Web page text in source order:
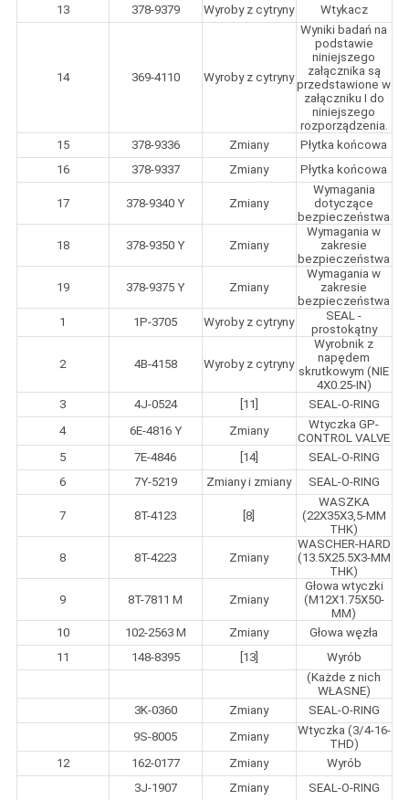
13 378-9379 Wyroby z cytryny Wtykacz
14 369-4110 Wyroby z cytryny
Wyniki badań na
podstawie
niniejszego
załącznika są
przedstawione w
załączniku I do
niniejszego
rozporządzenia.
15
378-9336 Zmiany
Płytka końcowa
16
378-9337 Zmiany Płytka końcowa
17 378-9340 Y Zmiany
Wymagania
dotyczące
bezpieczeństwa
18 378-9350 Y Zmiany
Wymagania w
zakresie
bezpieczeństwa
19 378-9375 Y Zmiany
Wymagania w
zakresie
bezpieczeństwa
1
1P-3705 Wyroby z cytryny
SEAL -
prostokątny
2 4B-4158 Wyroby z cytryny
Wyrobnik z
napędem
skrutkowym (NIE
4X0.25-IN)
3
4J-0524 [11]
SEAL-O-RING
4
6E-4816 Y Zmiany
Wtyczka GP-
CONTROL VALVE
5
7E-4846 [14]
SEAL-O-RING
6
7Y-5219 Zmiany i zmiany SEAL-O-RING
7 8T-4123 [8]
WASZKA
(22X35X3,5-MM
THK)
8 8T-4223 Zmiany
WASCHER-HARD
(13.5X25.5X3-MM
THK)
9 8T-7811 M Zmiany
Głowa wtyczki
(M12X1.75X50-
MM)
10
102-2563 M Zmiany
Głowa węzła
11
148-8395 [13]
Wyrób
(Każde z nich
WŁASNE)
3K-0360
Zmiany
SEAL-O-RING
9S-8005
Zmiany
Wtyczka (3/4-16-
THD)
12
162-0177 Zmiany
Wyrób
3J-1907
Zmiany SEAL-O-RING